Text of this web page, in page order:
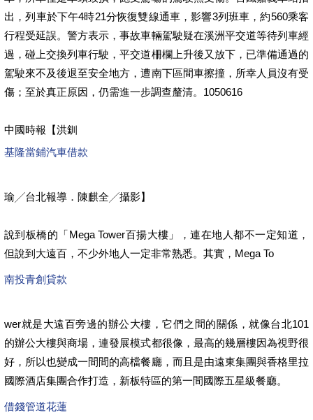
出，列車於下午4時21分恢復雙線通車，影響3列班車，約560乘客
行程受延誤。警方表示，事故車輛駕駛疑在溪洲平交道等待列車經
過，碰上交換列車行駛，平交道柵欄上升後又放下，已準備通過的
駕駛來不及後退至安全地方，遭南下區間車擦撞，所幸人員沒有受
傷；至於真正原因，仍需進一步調查釐清。1050616
中國時報【洪釧
基隆當鋪汽車借款
瑜╱台北報導．陳麒全╱攝影】
說到板橋的「Mega Tower百揚大樓」，連在地人都不一定知道，
但說到大遠百，不少外地人一定非常熟悉。其實，Mega To
南投青創貸款
wer就是大遠百旁邊的辦公大樓，它們之間的關係，就像台北101
的辦公大樓與商場，連發展模式都很像，最高的幾層樓因為視野很
好，所以也變成一間間的高檔餐廳，而且是由遠東集團與香格里拉
國際酒店集團合作打造，新板特區的第一間國際五星級餐廳。
借錢管道花蓮